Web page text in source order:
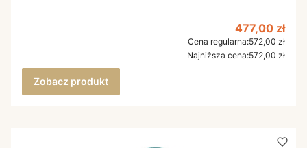
Cena
477,00 zł
Cena regularna:572,00 zł
Najniższa cena:572,00 zł
Zobacz produkt